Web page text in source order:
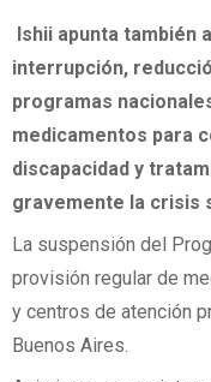
Ishii apunta también
interrupción,
programas
medicamentos para
discapacidad y
gravemente la crisis
La suspensión del
provisión regular de
y centros de atención
Buenos Aires.